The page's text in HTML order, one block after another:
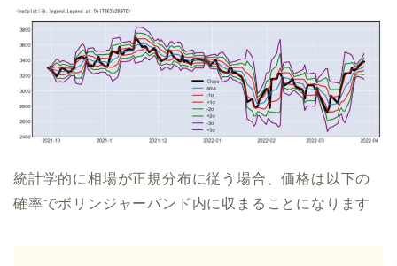
統計学的に相場が正規分布に従う場合、価格は以下の
確率でボリンジャーバンド内に収まることになります